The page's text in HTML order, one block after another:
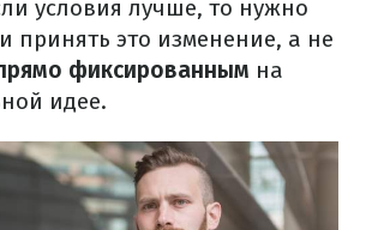
условия лучше, то нужно
принять это изменение, а не
фиксированным на
идее.